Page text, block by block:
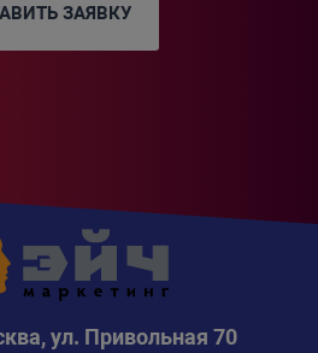
ЗАЯВКУ
ул. Привольная 70